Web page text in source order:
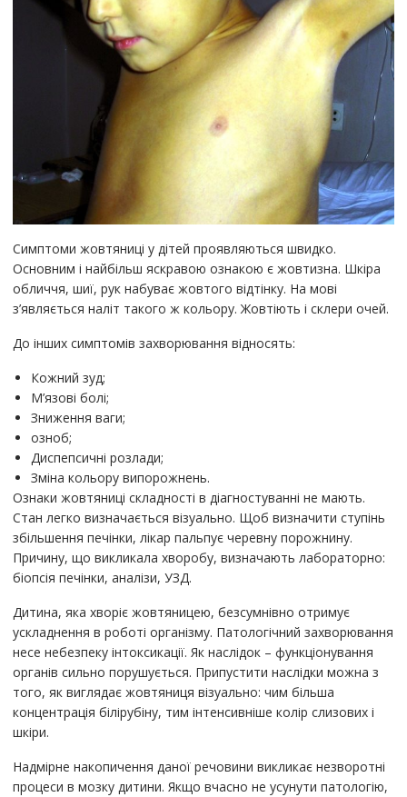
Симптоми жовтяниці у дітей проявляються швидко.
Основним і найбільш яскравою ознакою є жовтизна. Шкіра
обличчя, шиї, рук набуває жовтого відтінку. На мові
з’являється наліт такого ж кольору. Жовтіють і склери очей.
До інших симптомів захворювання відносять:
Кожний зуд;
М’язові болі;
Зниження ваги;
озноб;
Диспепсичні розлади;
Зміна кольору випорожнень.
Ознаки жовтяниці складності в діагностуванні не мають.
Стан легко визначається візуально. Щоб визначити ступінь
збільшення печінки, лікар пальпує черевну порожнину.
Причину, що викликала хворобу, визначають лабораторно:
біопсія печінки, аналізи, УЗД.
Дитина, яка хворіє жовтяницею, безсумнівно отримує
ускладнення в роботі організму. Патологічний захворювання
несе небезпеку інтоксикації. Як наслідок – функціонування
органів сильно порушується. Припустити наслідки можна з
того, як виглядає жовтяниця візуально: чим більша
концентрація білірубіну, тим інтенсивніше колір слизових і
шкіри.
Надмірне накопичення даної речовини викликає незворотні
процеси в мозку дитини. Якщо вчасно не усунути патологію,